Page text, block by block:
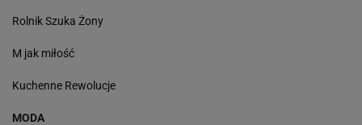
Rolnik Szuka Żony
M jak miłość
Kuchenne Rewolucje
MODA